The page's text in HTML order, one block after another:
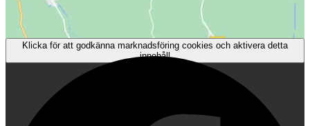
Klicka för att godkänna marknadsföring cookies och aktivera detta
innehåll